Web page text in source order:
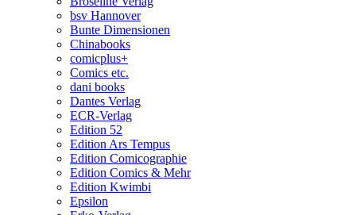
bsv Hannover
Bunte Dimensionen
Chinabooks
comicplus+
Comics etc.
dani books
Dantes Verlag
ECR-Verlag
Edition 52
Edition Ars Tempus
Edition Comicographie
Edition Comics & Mehr
Edition Kwimbi
Epsilon